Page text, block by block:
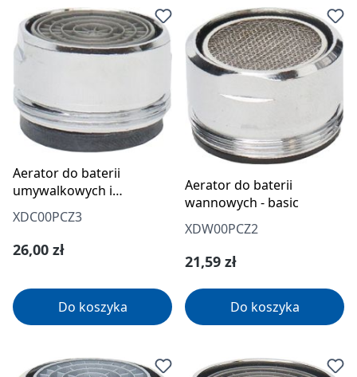
Aerator do baterii
umywalkowych i
zlewozmywakowych -
standard
XDC00PCZ3
Cena regularna:
26,00 zł
Do koszyka
Aerator do baterii
wannowych - basic
XDW00PCZ2
Cena regularna:
21,59 zł
Do koszyka